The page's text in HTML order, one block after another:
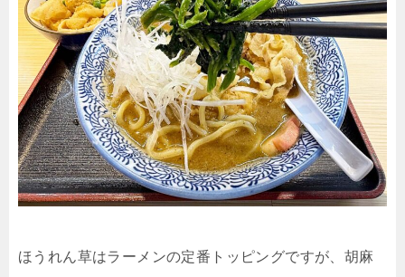
ほうれん草はラーメンの定番トッピングですが、胡麻